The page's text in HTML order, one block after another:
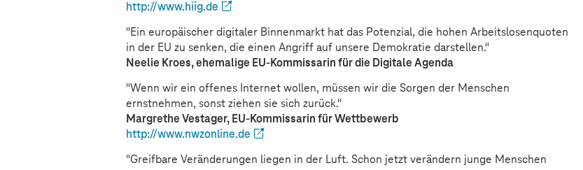
http://www.hiig.de
"Ein europäischer digitaler Binnenmarkt hat das Potenzial, die hohen Arbeitslosenquoten
in der EU zu senken, die einen Angriff auf unsere Demokratie darstellen."
Neelie Kroes, ehemalige EU-Kommissarin für die Digitale Agenda
"Wenn wir ein offenes Internet wollen, müssen wir die Sorgen der Menschen
ernstnehmen, sonst ziehen sie sich zurück."
Margrethe Vestager, EU-Kommissarin für Wettbewerb
http://www.nwzonline.de
"Greifbare Veränderungen liegen in der Luft. Schon jetzt verändern junge Menschen